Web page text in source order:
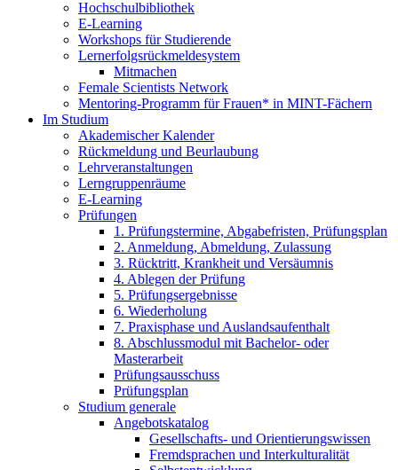
Hochschulbibliothek
E-Learning
Workshops für Studierende
Lernerfolgsrückmeldesystem
Mitmachen
Female Scientists Network
Mentoring-Programm für Frauen* in MINT-Fächern
Im Studium
Akademischer Kalender
Rückmeldung und Beurlaubung
Lehrveranstaltungen
Lerngruppenräume
E-Learning
Prüfungen
1. Prüfungstermine, Abgabefristen, Prüfungsplan
2. Anmeldung, Abmeldung, Zulassung
3. Rücktritt, Krankheit und Versäumnis
4. Ablegen der Prüfung
5. Prüfungsergebnisse
6. Wiederholung
7. Praxisphase und Auslandsaufenthalt
8. Abschlussmodul mit Bachelor- oder
Masterarbeit
Prüfungsausschuss
Prüfungsplan
Studium generale
Angebotskatalog
Gesellschafts- und Orientierungswissen
Fremdsprachen und Interkulturalität